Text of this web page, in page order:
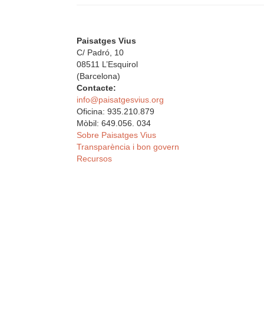
Paisatges Vius
C/ Padró, 10
08511 L’Esquirol
(Barcelona)
Contacte:
info@paisatgesvius.org
Oficina: 935.210.879
Mòbil: 649.056. 034
Sobre Paisatges Vius
Transparència i bon govern
Recursos